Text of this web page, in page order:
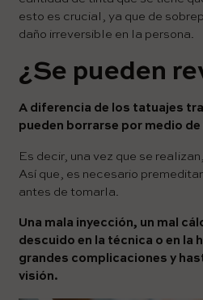
esto es crucial, ya que de
daño irreversible en la persona.
¿Se pueden
A diferencia de los tatuajes
pueden borrarse por medio
Es decir, una vez que se
Así que, es necesario
antes de tomarla.
Una mala inyección, un mal
descuido en la técnica o en la
grandes complicaciones y
visión.